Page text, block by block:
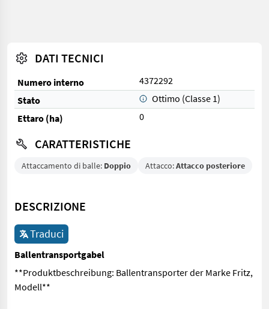
DATI TECNICI
Numero interno
4372292
Stato
Ottimo (Classe 1)
Ettaro (ha)
0
CARATTERISTICHE
Attaccamento di balle: Doppio Attacco:Attacco posteriore
DESCRIZIONE
Traduci
Ballentransportgabel
**Produktbeschreibung: Ballentransporter der Marke Fritz,
Modell**